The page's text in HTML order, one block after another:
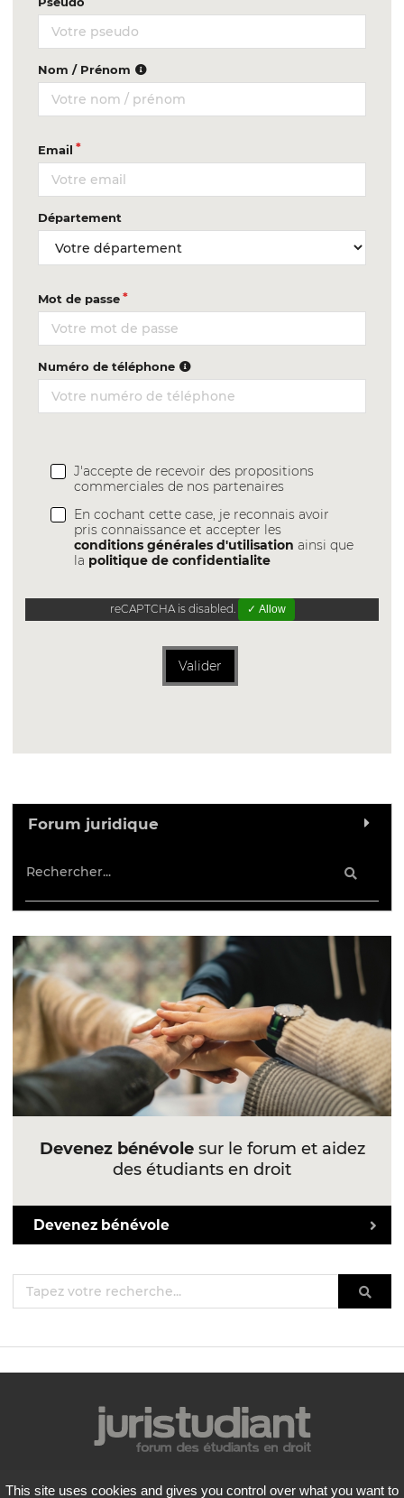
Nom / Prénom
Email
Département
Mot de passe
Numéro de téléphone
J'accepte de recevoir des propositions
commerciales de nos partenaires
En cochant cette case, je reconnais avoir
pris connaissance et accepter les
conditions générales d'utilisation ainsi que
la politique de confidentialite
reCAPTCHA is disabled. ✓ Allow
Valider
Forum juridique
Devenez bénévolesur le forum et aidez
des étudiants en droit
Devenez bénévole
Mentions légales
This site uses cookies and gives you control over what you want to